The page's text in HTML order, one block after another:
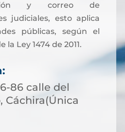
y correo de
judiciales, esto aplica
públicas, según el
la Ley 1474 de 2011.
86 calle del
Cáchira(Única